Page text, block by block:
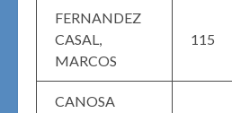
FERNANDEZ
CASAL,
MARCOS
115
CANOSA